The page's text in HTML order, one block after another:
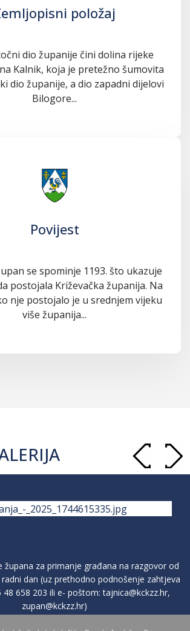
položaj
dio županije čini dolina rijeke
Kalnik, koja je pretežno šumovita
dio županije, a dio zapadni dijelovi
Bilogore...
Povijest
se spominje 1193. što ukazuje
postojala Križevačka županija. Na
nje postojalo je u srednjem vijeku
više županija...
župana za primanje građana na razgovor od
dan (uz prethodno podnošenje zahtjeva
48 658 203 ili e- poštom:tajnica@kckzz.hr,
zupan@kckzz.hr)